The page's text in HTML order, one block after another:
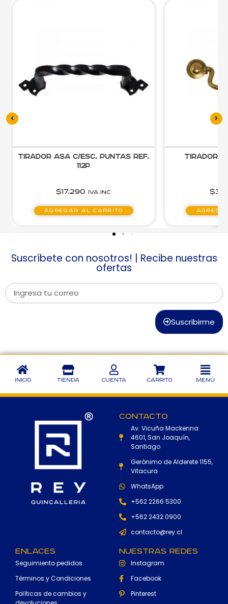
Asa c/Esc. Puntas Ref.
17.290 IVA inc
Agregar al carrito
Tirador
3.610
Agregar al
Suscríbete con nosotros! | Recibe nuestras
ofertas
Suscribirme
Inicio Tienda Cuenta Carrito Menú
Contacto
Av. Vicuña Mackenna
4601, San Joaquín,
Santiago
Gerónimo de Alderete 1155,
Vitacura
WhatsApp
+562 2266 5300
+562 2432 0900
contacto@rey.cl
Enlaces
Seguimiento pedidos
Términos y Condiciones
Políticas de cambios y
Nuestras Redes
Instagram
Facebook
Pinterest